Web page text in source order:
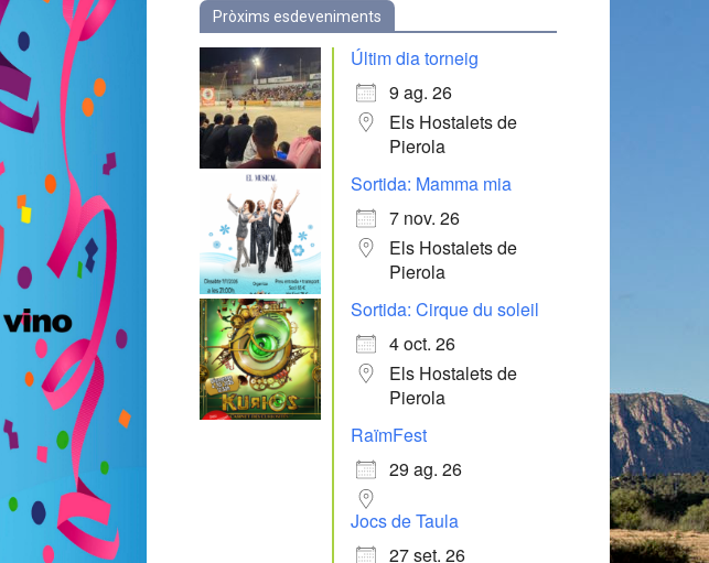
Pròxims esdeveniments
Últim dia torneig
9 ag. 26
Els Hostalets de
Pierola
Sortida: Mamma mia
7 nov. 26
Els Hostalets de
Pierola
Sortida: Cirque du soleil
4 oct. 26
Els Hostalets de
Pierola
RaïmFest
29 ag. 26
Jocs de Taula
27 set. 26